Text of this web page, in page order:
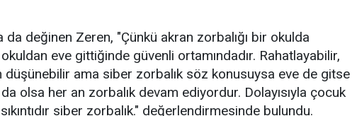
da değinen Zeren, "Çünkü akran zorbalığı bir okulda
eve gittiğinde güvenli ortamındadır. Rahatlayabilir,
ama siber zorbalık söz konusuysa eve de gitse
olsa her an zorbalık devam ediyordur. Dolayısıyla çocuk
siber zorbalık." değerlendirmesinde bulundu.